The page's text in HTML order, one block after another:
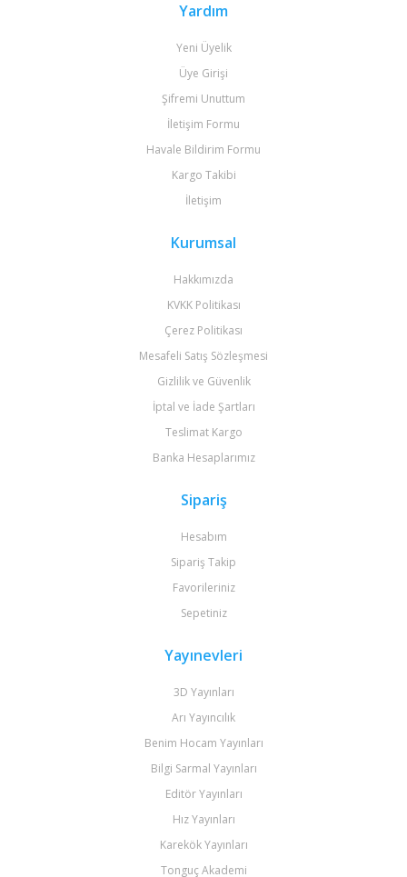
Yardım
Yeni Üyelik
Üye Girişi
Şifremi Unuttum
İletişim Formu
Havale Bildirim Formu
Kargo Takibi
İletişim
Kurumsal
Hakkımızda
KVKK Politikası
Çerez Politikası
Mesafeli Satış Sözleşmesi
Gizlilik ve Güvenlik
İptal ve İade Şartları
Teslimat Kargo
Banka Hesaplarımız
Sipariş
Hesabım
Sipariş Takip
Favorileriniz
Sepetiniz
Yayınevleri
3D Yayınları
Arı Yayıncılık
Benim Hocam Yayınları
Bilgi Sarmal Yayınları
Editör Yayınları
Hız Yayınları
Karekök Yayınları
Tonguç Akademi